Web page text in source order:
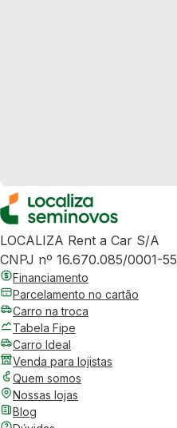
LOCALIZA Rent a Car S/A
CNPJ nº 16.670.085/0001-55
Financiamento
Parcelamento no cartão
Carro na troca
Tabela Fipe
Carro Ideal
Venda para lojistas
Quem somos
Nossas lojas
Blog